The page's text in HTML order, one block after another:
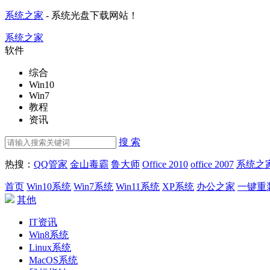
系统之家 - 系统光盘下载网站！
系统之家
软件
综合
Win10
Win7
教程
资讯
搜 索
热搜： QQ管家 金山毒霸 鲁大师 Office 2010 office 2007 系统之
首页 Win10系统 Win7系统 Win11系统 XP系统 办公之家 一键重
其他
IT资讯
Win8系统
Linux系统
MacOS系统